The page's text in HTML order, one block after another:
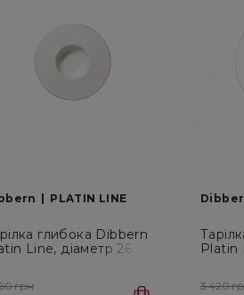
PLATIN LINE
глибока Dibbern
Line, діаметр 26 см
грн
Platin
3 420